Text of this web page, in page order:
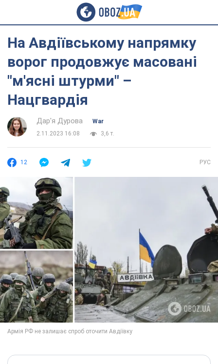
На Авдіївському напрямку
ворог продовжує масовані
"м'ясні штурми" –
Нацгвардія
Дар'я Дурова
War
2.11.2023 16:08
3,6 т.
12 РУС